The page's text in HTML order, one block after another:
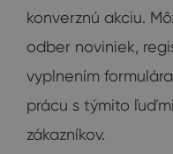
konverznú akciu.
odber noviniek,
vyplnením
prácu s týmito
zákazníkov.